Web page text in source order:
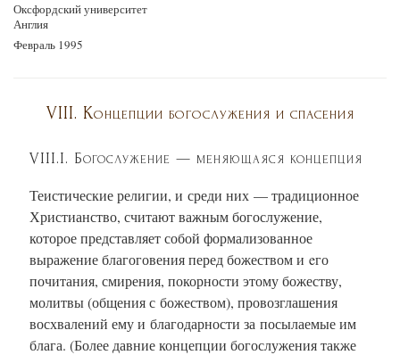
Оксфордский университет
Англия
Февраль 1995
VIII. Концепции богослужения и спасения
VIII.I. Богослужение — меняющаяся концепция
Теистические религии, и среди них — традиционное
Христианство, считают важным богослужение,
которое представляет собой формализованное
выражение благоговения перед божеством и eго
почитания, смирения, покорности этому божеству,
молитвы (общения с божеством), провозглашения
восхвалений ему и благодарности за посылаемые им
блага. (Более давние концепции богослужения также